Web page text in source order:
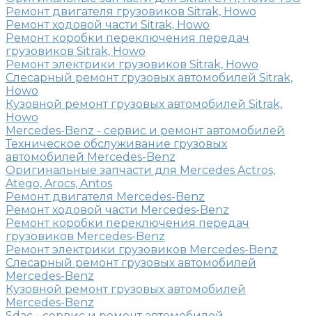
Ремонт двигателя грузовиков Sitrak, Howo
Ремонт ходовой части Sitrak, Howo
Ремонт коробки переключения передач
грузовиков Sitrak, Howo
Ремонт электрики грузовиков Sitrak, Howo
Слесарный ремонт грузовых автомобилей Sitrak,
Howo
Кузовной ремонт грузовых автомобилей Sitrak,
Howo
Mercedes-Benz - сервис и ремонт автомобилей
Техническое обслуживание грузовых
автомобилей Mercedes-Benz
Оригинальные запчасти для Mercedes Actros,
Atego, Arocs, Antos
Ремонт двигателя Mercedes-Benz
Ремонт ходовой части Mercedes-Benz
Ремонт коробки переключения передач
грузовиков Mercedes-Benz
Ремонт электрики грузовиков Mercedes-Benz
Слесарный ремонт грузовых автомобилей
Mercedes-Benz
Кузовной ремонт грузовых автомобилей
Mercedes-Benz